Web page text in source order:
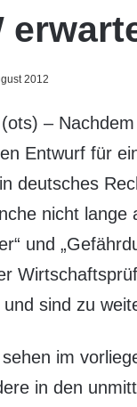
2012
–
Entwurf für
deutsches
nicht lange
und
sind zu
sehen im
in den